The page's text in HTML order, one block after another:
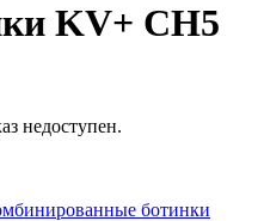
KV+ CH5
недоступен.
ботинки